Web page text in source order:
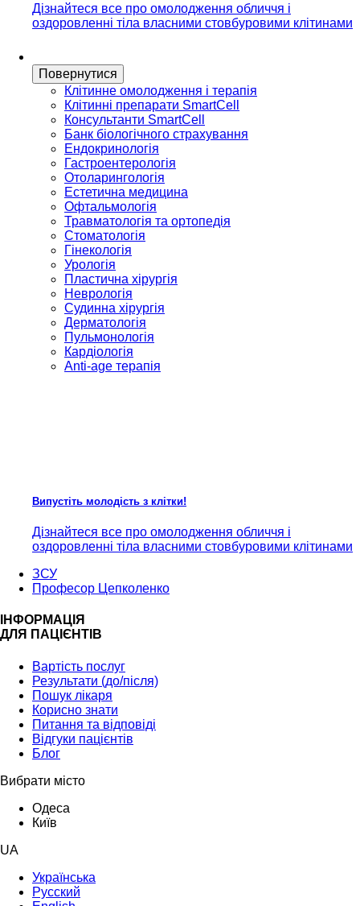
Дізнайтеся все про омолодження обличчя і
оздоровленні тіла власними стовбуровими клітинами
Повернутися
Клітинне омолодження і терапія
Клітинні препарати SmartCell
Консультанти SmartCell
Банк бiологiчного страхування
Ендокринологія
Гастроентерологія
Отоларингологія
Естетична медицина
Офтальмологія
Травматологія та ортопедія
Стоматологія
Гінекологія
Урологія
Пластична хірургія
Неврологія
Судинна хірургія
Дерматологія
Пульмонологія
Кардiологія
Anti-age терапія
Випустіть молодість з клітки!
Дізнайтеся все про омолодження обличчя і
оздоровленні тіла власними стовбуровими клітинами
ЗСУ
Професор Цепколенко
ІНФОРМАЦІЯ
ДЛЯ ПАЦІЄНТІВ
Вартість послуг
Результати (до/після)
Пошук лікаря
Корисно знати
Питання та відповіді
Відгуки пацієнтів
Блог
Вибрати місто
Одеса
Київ
UA
Українська
Русский